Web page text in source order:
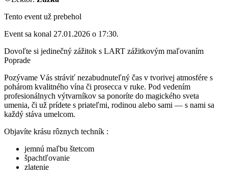
Tento event už prebehol
Event sa konal 27.01.2026 o 17:30.
Dovoľte si jedinečný zážitok s LART zážitkovým maľovaním
Poprade
Pozývame Vás stráviť nezabudnuteľný čas v tvorivej atmosfére s
pohárom kvalitného vína či prosecca v ruke. Pod vedením
profesionálnych výtvarníkov sa ponoríte do magického sveta
umenia, či už prídete s priateľmi, rodinou alebo sami — s nami sa
každý stáva umelcom.
Objavíte krásu rôznych techník :
jemnú maľbu štetcom
špachtľovanie
zlatenie